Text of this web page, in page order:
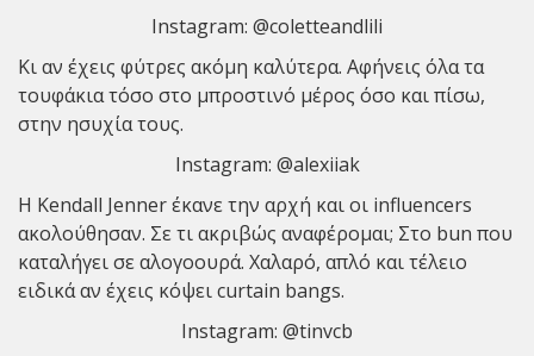
Instagram: @coletteandlili
Κι αν έχεις φύτρες ακόμη καλύτερα. Αφήνεις όλα τα
τουφάκια τόσο στο μπροστινό μέρος όσο και πίσω,
στην ησυχία τους.
Instagram: @alexiiak
Η Kendall Jenner έκανε την αρχή και οι influencers
ακολούθησαν. Σε τι ακριβώς αναφέρομαι; Στο bun που
καταλήγει σε αλογοουρά. Χαλαρό, απλό και τέλειο
ειδικά αν έχεις κόψει curtain bangs.
Instagram: @tinvcb